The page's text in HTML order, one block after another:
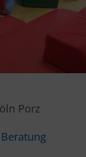
Porz